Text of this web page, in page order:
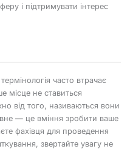
і підтримувати інтерес
часто втрачає
місце не ставиться
від того, називаються вони
— це вміння зробити ваше
фахівця для проведення
звертайте увагу не